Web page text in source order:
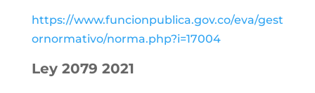
https://www.funcionpublica.gov.co/eva/gest
ornormativo/norma.php?i=17004
Ley 2079 2021